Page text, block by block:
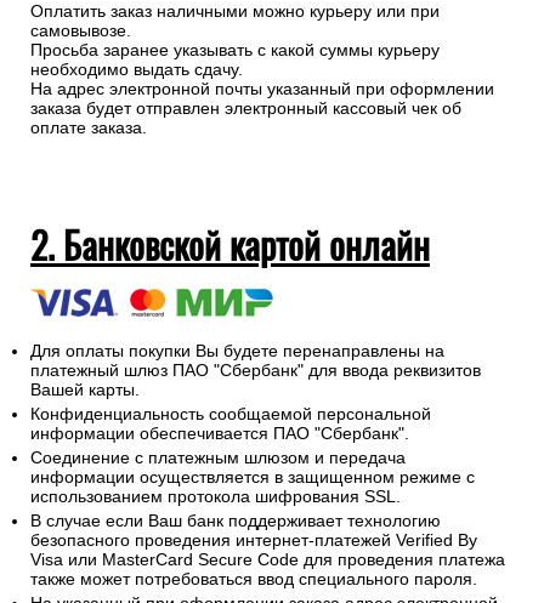
Оплатить заказ наличными можно курьеру или при
самовывозе.
Просьба заранее указывать с какой суммы курьеру
необходимо выдать сдачу.
На адрес электронной почты указанный при оформлении
заказа будет отправлен электронный кассовый чек об
оплате заказа.
2. Банковской картой онлайн
Для оплаты покупки Вы будете перенаправлены на
платежный шлюз ПАО "Сбербанк" для ввода реквизитов
Вашей карты.
Конфиденциальность сообщаемой персональной
информации обеспечивается ПАО "Сбербанк".
Соединение с платежным шлюзом и передача
информации осуществляется в защищенном режиме с
использованием протокола шифрования SSL.
В случае если Ваш банк поддерживает технологию
безопасного проведения интернет-платежей Verified By
Visa или MasterCard Secure Code для проведения платежа
также может потребоваться ввод специального пароля.